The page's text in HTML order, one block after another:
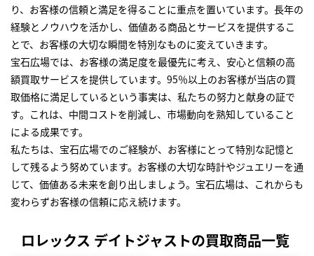
り、お客様の信頼と満足を得ることに重点を置いています。長年の
経験とノウハウを活かし、価値ある商品とサービスを提供するこ
とで、お客様の大切な瞬間を特別なものに変えていきます。
宝石広場では、お客様の満足度を最優先に考え、安心と信頼の高
額買取サービスを提供しています。95％以上のお客様が当店の買
取価格に満足しているという事実は、私たちの努力と献身の証で
す。これは、中間コストを削減し、市場動向を熟知していること
による成果です。
私たちは、宝石広場でのご経験が、お客様にとって特別な記憶と
して残るよう努めています。お客様の大切な時計やジュエリーを通
じて、価値ある未来を創り出しましょう。宝石広場は、これからも
変わらずお客様の信頼に応え続けます。
ロレックス デイトジャストの買取商品一覧